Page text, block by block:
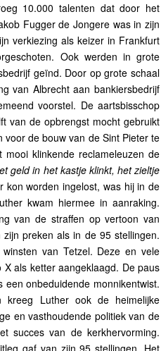
10.000 talenten dat door het
Fugger de Jongere was in zijn
verkiezing als keizer in Frankfurt
Ook werden in grote
geïnd. Door op grote schaal
van Albrecht aan bankiersbedrijf
voorstel. De aartsbisschop
van de opbrengst mocht gebruikt
de bouw van de Sint Pieter te
klinkende reclameleuzen de
geld in het kastje klinkt, het zieltje
kon worden ingelost, was hij in de
kwam hiermee in aanraking.
van de straffen op vertoon van
preken als in de 95 stellingen.
van Tetzel. Deze en vele
als ketter aangeklaagd. De paus
onbeduidende monnikentwist.
kreeg Luther ook de heimelijke
en vasthoudende politiek van de
succes van de kerkhervorming.
gaf van zijn 95 stellingen. Het